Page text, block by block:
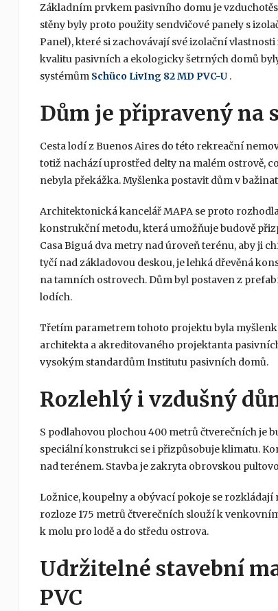
Základním prvkem pasivního domu je
stěny byly proto použity sendvičové panely s
Panel), které si zachovávají své izolační
kvalitu pasivních a ekologicky šetrných domů
systémům Schüco LivIng 82 MD PVC-U .
Dům je připravený na
Cesta lodí z Buenos Aires do této rekreační
totiž nachází uprostřed delty na malém ostrově,
nebyla překážka. Myšlenka postavit dům v
Architektonická kancelář MAPA se proto
konstrukční metodu, která umožňuje budově
Casa Biguá dva metry nad úroveň terénu, aby ji
tyčí nad základovou deskou, je lehká dřevěná
na tamních ostrovech. Dům byl postaven z
lodích.
Třetím parametrem tohoto projektu byla
architekta a akreditovaného projektanta
vysokým standardům Institutu pasivních domů.
Rozlehlý i vzdušný
S podlahovou plochou 400 metrů čtverečních je
speciální konstrukci se i přizpůsobuje klimatu.
nad terénem. Stavba je zakryta obrovskou
Ložnice, koupelny a obývací pokoje se
rozloze 175 metrů čtverečních slouží k
k molu pro lodě a do středu ostrova.
Udržitelné stavební
PVC